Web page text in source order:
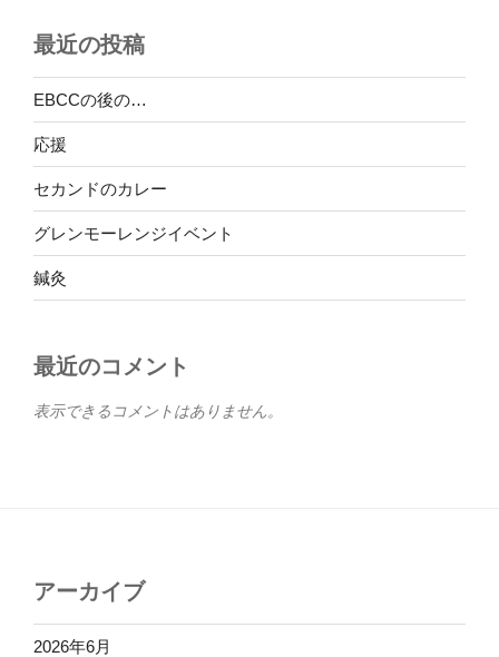
最近の投稿
EBCCの後の…
応援
セカンドのカレー
グレンモーレンジイベント
鍼灸
最近のコメント
表示できるコメントはありません。
アーカイブ
2026年6月